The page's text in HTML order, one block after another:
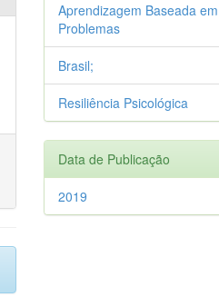
Aprendizagem Baseada em
Problemas
Brasil;
Resiliência Psicológica
Data de Publicação
2019